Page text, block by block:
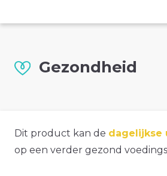
Gezondheid
Dit product kan de dagelijkse
op een verder gezond